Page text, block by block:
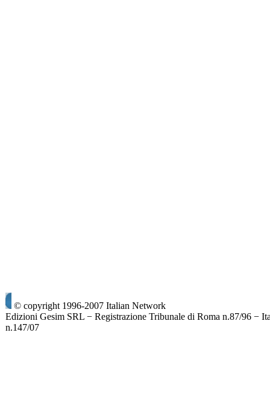
© copyright 1996-2007 Italian Network
Edizioni Gesim SRL − Registrazione Tribunale di Roma n.87/96 −
n.147/07